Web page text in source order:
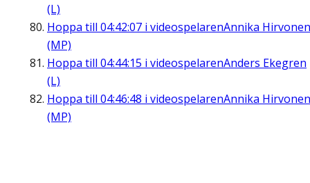
(L)
Hoppa till 04:42:07 i videospelarenAnnika Hirvonen
(MP)
Hoppa till 04:44:15 i videospelarenAnders Ekegren
(L)
Hoppa till 04:46:48 i videospelarenAnnika Hirvonen
(MP)